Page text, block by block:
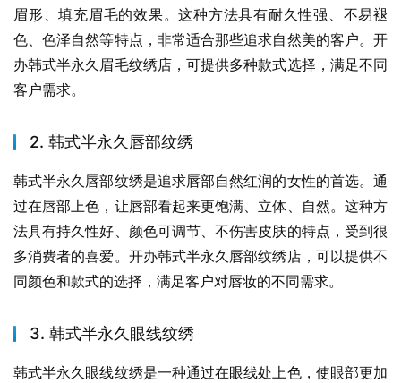
眉形、填充眉毛的效果。这种方法具有耐久性强、不易褪
色、色泽自然等特点，非常适合那些追求自然美的客户。开
办韩式半永久眉毛纹绣店，可提供多种款式选择，满足不同
客户需求。
2. 韩式半永久唇部纹绣
韩式半永久唇部纹绣是追求唇部自然红润的女性的首选。通
过在唇部上色，让唇部看起来更饱满、立体、自然。这种方
法具有持久性好、颜色可调节、不伤害皮肤的特点，受到很
多消费者的喜爱。开办韩式半永久唇部纹绣店，可以提供不
同颜色和款式的选择，满足客户对唇妆的不同需求。
3. 韩式半永久眼线纹绣
韩式半永久眼线纹绣是一种通过在眼线处上色，使眼部更加